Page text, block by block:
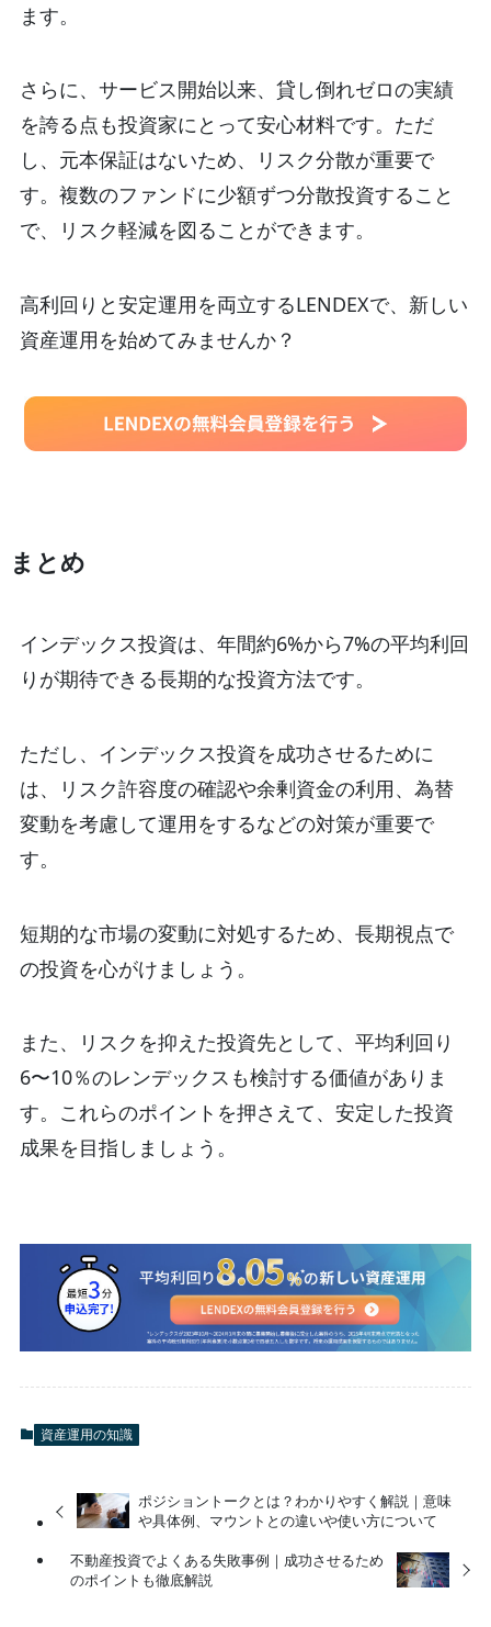
ます。
さらに、サービス開始以来、貸し倒れゼロの実績
を誇る点も投資家にとって安心材料です。ただ
し、元本保証はないため、リスク分散が重要で
す。複数のファンドに少額ずつ分散投資すること
で、リスク軽減を図ることができます。
高利回りと安定運用を両立するLENDEXで、新しい
資産運用を始めてみませんか？
まとめ
インデックス投資は、年間約6%から7%の平均利回
りが期待できる長期的な投資方法です。
ただし、インデックス投資を成功させるために
は、リスク許容度の確認や余剰資金の利用、為替
変動を考慮して運用をするなどの対策が重要で
す。
短期的な市場の変動に対処するため、長期視点で
の投資を心がけましょう。
また、リスクを抑えた投資先として、平均利回り
6〜10％のレンデックスも検討する価値がありま
す。これらのポイントを押さえて、安定した投資
成果を目指しましょう。
資産運用の知識
ポジショントークとは？わかりやすく解説｜意味
や具体例、マウントとの違いや使い方について
不動産投資でよくある失敗事例｜成功させるため
のポイントも徹底解説